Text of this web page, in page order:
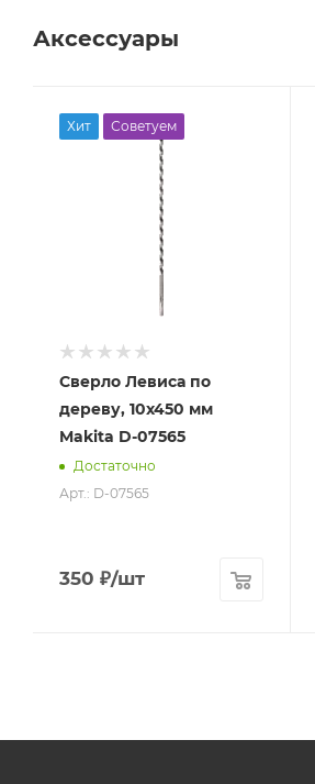
Аксессуары
Хит Советуем
Сверло Левиса по
дереву, 10x450 мм
Makita D-07565
Достаточно
Арт.: D-07565
350 ₽/шт